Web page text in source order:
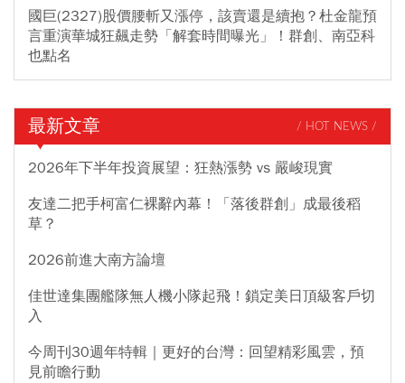
國巨(2327)股價腰斬又漲停，該賣還是續抱？杜金龍預
言重演華城狂飆走勢「解套時間曝光」！群創、南亞科
也點名
最新文章 / HOT NEWS /
2026年下半年投資展望：狂熱漲勢 vs 嚴峻現實
友達二把手柯富仁裸辭內幕！「落後群創」成最後稻
草？
2026前進大南方論壇
佳世達集團艦隊無人機小隊起飛！鎖定美日頂級客戶切
入
今周刊30週年特輯｜更好的台灣：回望精彩風雲，預
見前瞻行動